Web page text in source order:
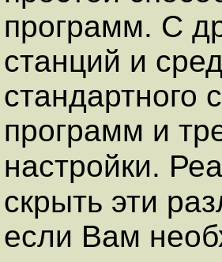
программ. С
станций и
стандартного
программ и
настройки.
скрыть эти
если Вам